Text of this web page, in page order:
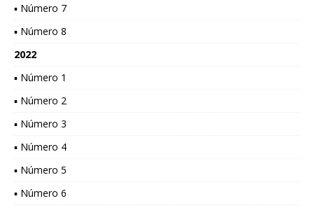
▪ Número 7
▪ Número 8
2022
▪ Número 1
▪ Número 2
▪ Número 3
▪ Número 4
▪ Número 5
▪ Número 6